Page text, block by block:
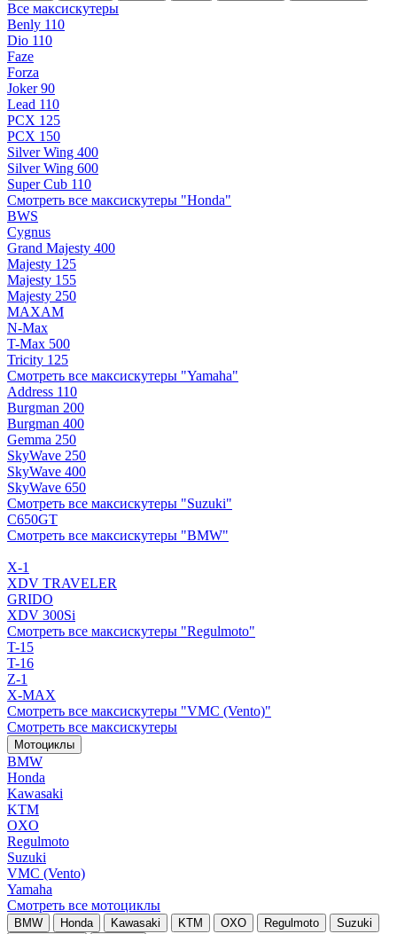
Все максискутеры
Benly 110
Dio 110
Faze
Forza
Joker 90
Lead 110
PCX 125
PCX 150
Silver Wing 400
Silver Wing 600
Super Cub 110
Смотреть все максискутеры "Honda"
BWS
Cygnus
Grand Majesty 400
Majesty 125
Majesty 155
Majesty 250
MAXAM
N-Max
T-Max 500
Tricity 125
Смотреть все максискутеры "Yamaha"
Address 110
Burgman 200
Burgman 400
Gemma 250
SkyWave 250
SkyWave 400
SkyWave 650
Смотреть все максискутеры "Suzuki"
C650GT
Смотреть все максискутеры "BMW"
X-1
XDV TRAVELER
GRIDO
XDV 300Si
Смотреть все максискутеры "Regulmoto"
T-15
T-16
Z-1
X-MAX
Смотреть все максискутеры "VMC (Vento)"
Смотреть все максискутеры
Мотоциклы
BMW
Honda
Kawasaki
KTM
OXO
Regulmoto
Suzuki
VMC (Vento)
Yamaha
Смотреть все мотоциклы
BMW Honda Kawasaki KTM OXO Regulmoto
Suzuki